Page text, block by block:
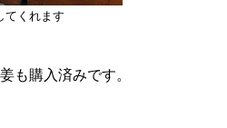
てくれます
も購入済みです。